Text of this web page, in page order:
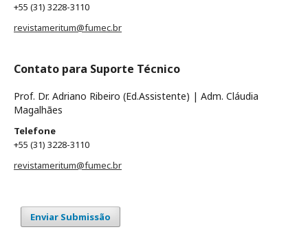
+55 (31) 3228-3110
revistameritum@fumec.br
Contato para Suporte Técnico
Prof. Dr. Adriano Ribeiro (Ed.Assistente) | Adm. Cláudia
Magalhães
Telefone
+55 (31) 3228-3110
revistameritum@fumec.br
Enviar Submissão